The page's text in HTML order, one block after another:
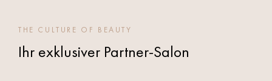
THE CULTURE OF BEAUTY
Ihr exklusiver Partner-Salon